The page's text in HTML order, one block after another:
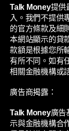
Talk Money提供
入。我們不提供
的官方條款及細
本網站顯示的貸
款額是根據您所
有所不同。如有
相關金融機構或
廣告商揭露：
Talk Money廣告
示與金融機構合